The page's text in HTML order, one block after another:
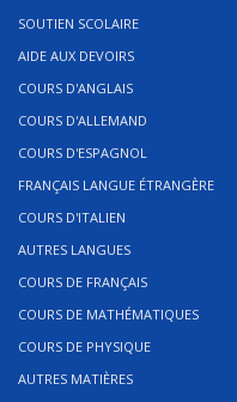
SOUTIEN SCOLAIRE
AIDE AUX DEVOIRS
COURS D'ANGLAIS
COURS D'ALLEMAND
COURS D'ESPAGNOL
FRANÇAIS LANGUE ÉTRANGÈRE
COURS D'ITALIEN
AUTRES LANGUES
COURS DE FRANÇAIS
COURS DE MATHÉMATIQUES
COURS DE PHYSIQUE
AUTRES MATIÈRES